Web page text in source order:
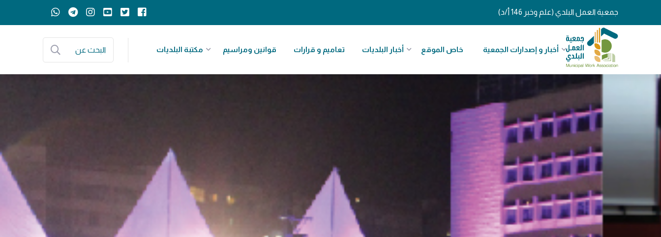
جمعية العمل البلدي (علم وخبر 146 أ/د)
أخبار و إصدارات الجمعية خاص الموقع أخبار البلديات تعاميم و قرارات قوانين ومراسيم مكتبة البلديات البحث عن